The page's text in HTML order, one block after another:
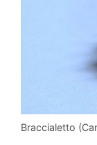
Braccialetto